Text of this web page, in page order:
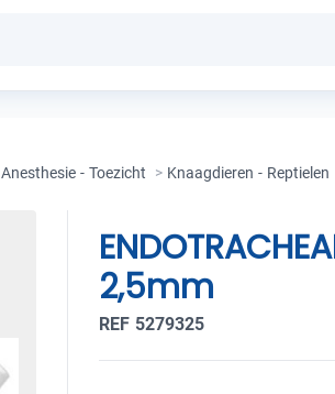
Anesthesie - Toezicht > Knaagdieren - Reptielen
2,5mm
REF 5279325